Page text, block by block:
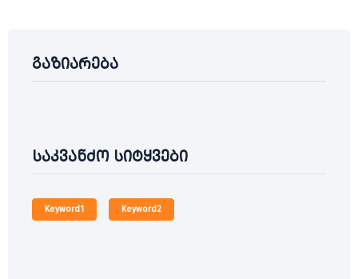
გაზიარება
საკვანძო სიტყვები
Keyword1 Keyword2